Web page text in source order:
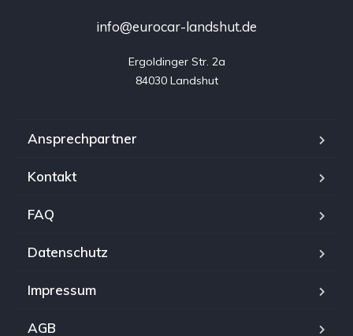
info@eurocar-landshut.de
Ergoldinger Str. 2a
84030 Landshut
Ansprechpartner
Kontakt
FAQ
Datenschutz
Impressum
AGB